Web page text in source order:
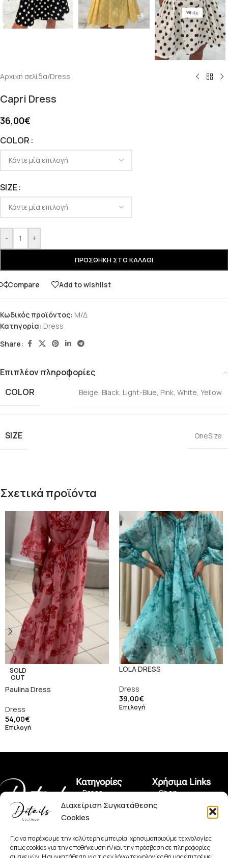
Διαχείριση Συγκατάθεσης
Cookies
Για να παρέχουμε την καλύτερη εμπειρία, χρησιμοποιούμε τεχνολογίες
όπως cookies για την αποθήκευση ή/και την πρόσβαση σε πληροφορίες
Αρχική σελίδα/Dress
Capri Dress
36,00€
COLOR
SIZE
- +
ΠΡΟΣΘΉΚΗ ΣΤΟ ΚΑΛΆΘΙ
Compare Add to wishlist
Κωδικός προϊόντος: Μ/Δ
Κατηγορία: Dress
Share:
Επιπλέον πληροφορίες
COLOR
Beige, Black, Light-Blue, Pink, White, Yellow
SIZE OneSize
Σχετικά προϊόντα
SOLD
OUT
Paulina Dress
Dress
54,00€
Επιλογή
LOLA DRESS
Dress
39,00€
Επιλογή
Πραξιτέλους 150,
Πειραιάς 185 35
+30 2104128562
detailsboutiqueofficial@hotmail.com
Κατηγορίες
• Dress
• Pants
• Set
Χρήσιμα Links
• Shop
• Όροι Χρήσης
• Πολιτική